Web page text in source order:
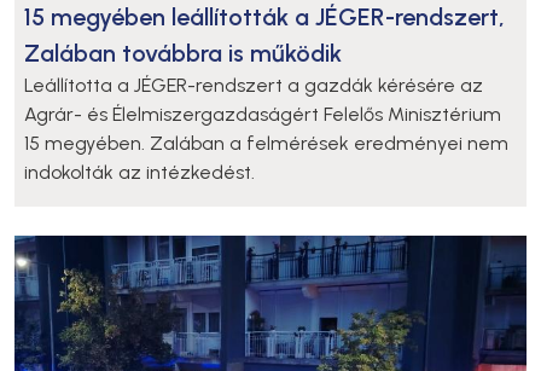
15 megyében leállították a JÉGER-rendszert,
Zalában továbbra is működik
Leállította a JÉGER-rendszert a gazdák kérésére az
Agrár- és Élelmiszergazdaságért Felelős Minisztérium
15 megyében. Zalában a felmérések eredményei nem
indokolták az intézkedést.